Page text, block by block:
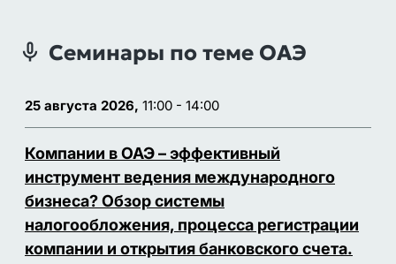
Семинары по теме ОАЭ
25 августа 2026, 11:00 - 14:00
Компании в ОАЭ – эффективный
инструмент ведения международного
бизнеса? Обзор системы
налогообложения, процесса регистрации
компании и открытия банковского счета.